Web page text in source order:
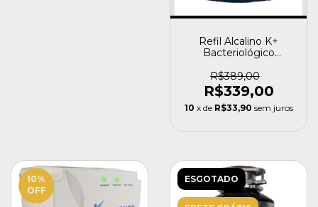
Refil Alcalino K+
Bacteriológico
Life
R$389,00
R$339,00
10 x de R$33,90 sem juros
10%
OFF
ESGOTADO